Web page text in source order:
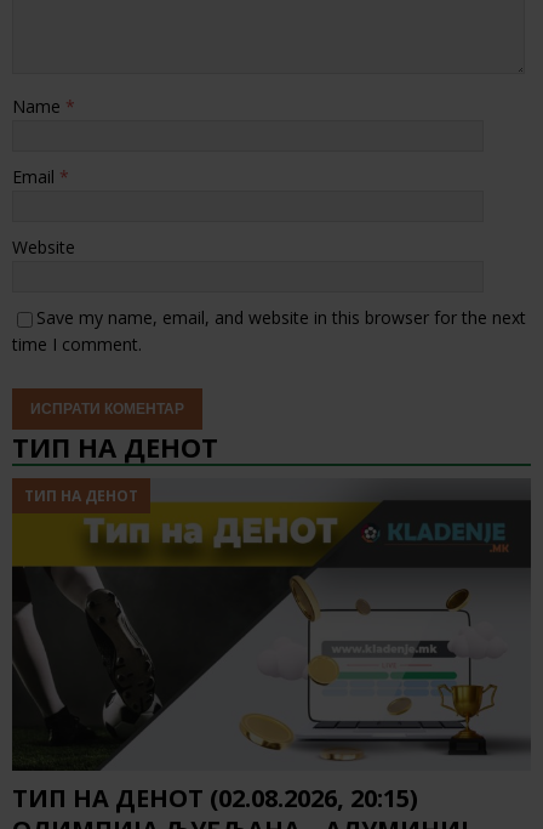
Name *
Email *
Website
Save my name, email, and website in this browser for the next
time I comment.
ТИП НА ДЕНОТ
ТИП НА ДЕНОТ
ТИП НА ДЕНОТ (02.08.2026, 20:15)